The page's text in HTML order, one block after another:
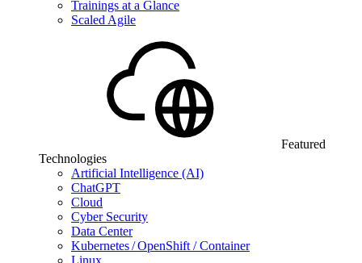
Trainings at a Glance
Scaled Agile
Featured
Technologies
Artificial Intelligence (AI)
ChatGPT
Cloud
Cyber Security
Data Center
Kubernetes / OpenShift / Container
Linux